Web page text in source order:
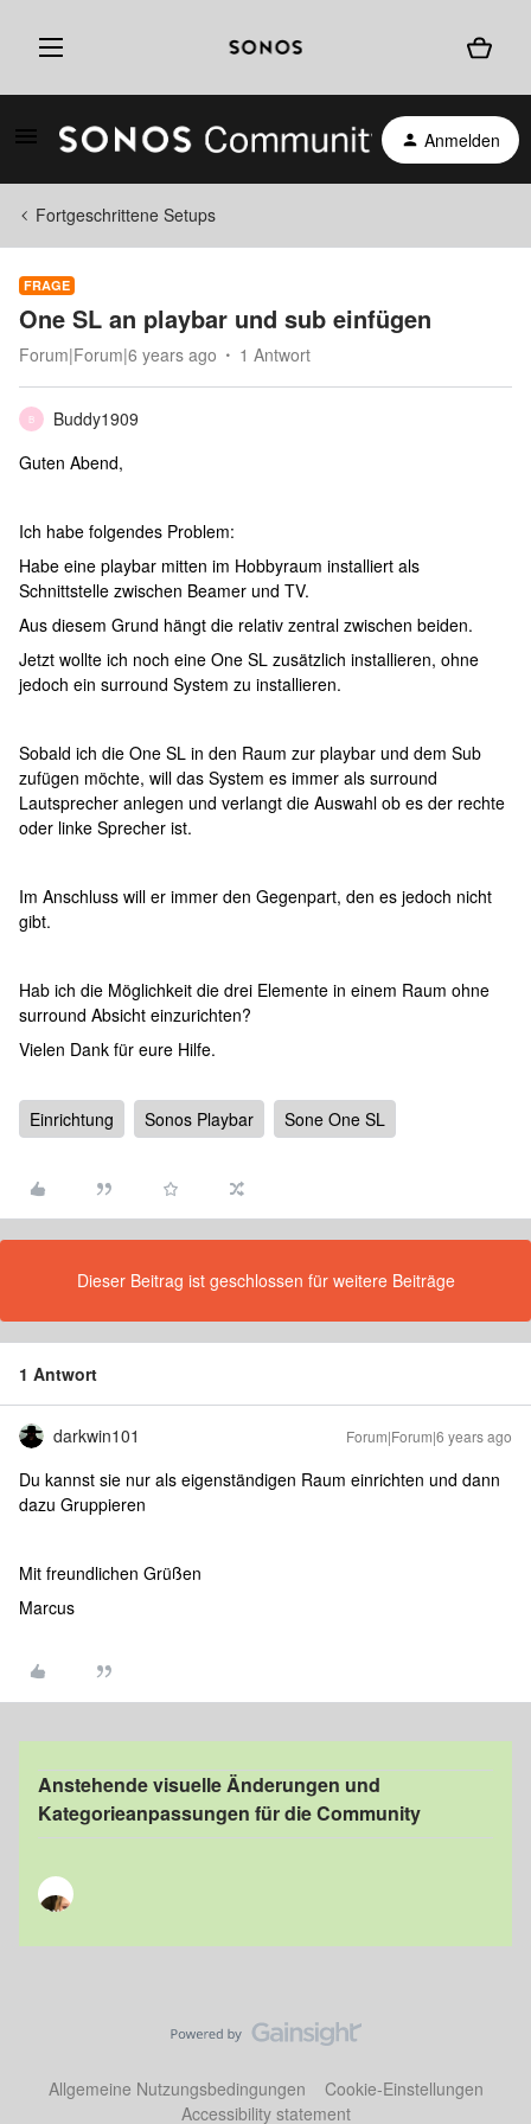
Anmelden
Fortgeschrittene Setups
FRAGE
One SL an playbar und sub einfügen
Forum|Forum|6 years ago 1 Antwort
B
Buddy1909
Guten Abend,
Ich habe folgendes Problem:
Habe eine playbar mitten im Hobbyraum installiert als
Schnittstelle zwischen Beamer und TV.
Aus diesem Grund hängt die relativ zentral zwischen beiden.
Jetzt wollte ich noch eine One SL zusätzlich installieren, ohne
jedoch ein surround System zu installieren.
Sobald ich die One SL in den Raum zur playbar und dem Sub
zufügen möchte, will das System es immer als surround
Lautsprecher anlegen und verlangt die Auswahl ob es der rechte
oder linke Sprecher ist.
Im Anschluss will er immer den Gegenpart, den es jedoch nicht
gibt.
Hab ich die Möglichkeit die drei Elemente in einem Raum ohne
surround Absicht einzurichten?
Vielen Dank für eure Hilfe.
Einrichtung Sonos Playbar Sone One SL
Dieser Beitrag ist geschlossen für weitere Beiträge
1 Antwort
darkwin101 Forum|Forum|6 years ago
Du kannst sie nur als eigenständigen Raum einrichten und dann
dazu Gruppieren
Mit freundlichen Grüßen
Marcus
Anstehende visuelle Änderungen und
Kategorieanpassungen für die Community
Allgemeine Nutzungsbedingungen
Cookie-Einstellungen
Accessibility statement